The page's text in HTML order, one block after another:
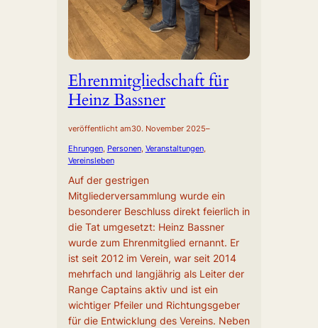
Ehrenmitgliedschaft für
Heinz Bassner
veröffentlicht am30. November 2025–
Ehrungen, Personen, Veranstaltungen ,
Vereinsleben
Auf der gestrigen
Mitgliederversammlung wurde ein
besonderer Beschluss direkt feierlich in
die Tat umgesetzt: Heinz Bassner
wurde zum Ehrenmitglied ernannt. Er
ist seit 2012 im Verein, war seit 2014
mehrfach und langjährig als Leiter der
Range Captains aktiv und ist ein
wichtiger Pfeiler und Richtungsgeber
für die Entwicklung des Vereins. Neben